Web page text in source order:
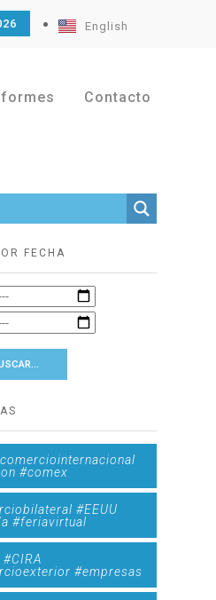
English
Contacto
FECHA
#comex
#EEUU
#feriavirtual
#empresas